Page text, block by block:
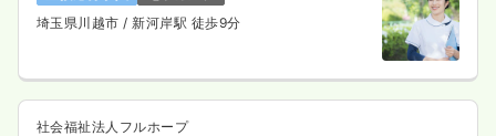
埼玉県川越市/ 新河岸駅 徒歩9分
社会福祉法人フルホープ